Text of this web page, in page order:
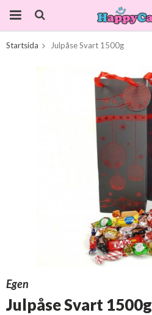
Startsida Julpåse Svart 1500g
Egen
Julpåse Svart 1500g